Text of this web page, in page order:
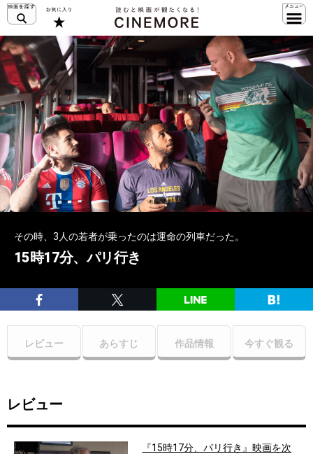
その時、3人の若者が乗ったのは運命の列車だった。
15時17分、パリ行き
レビュー あらすじ 作品情報 今すぐ観る
レビュー
『15時17分、パリ行き』映画を次